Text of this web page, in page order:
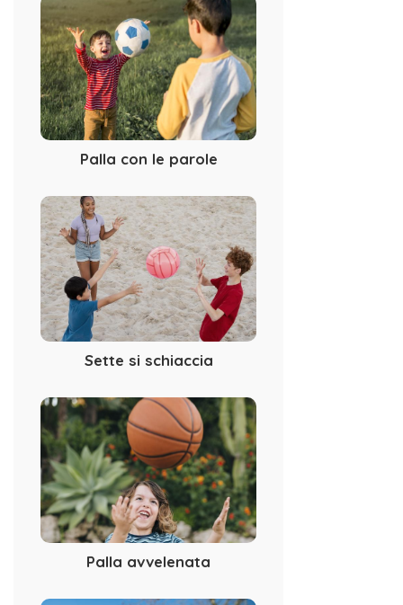
Palla con le parole
Sette si schiaccia
Palla avvelenata